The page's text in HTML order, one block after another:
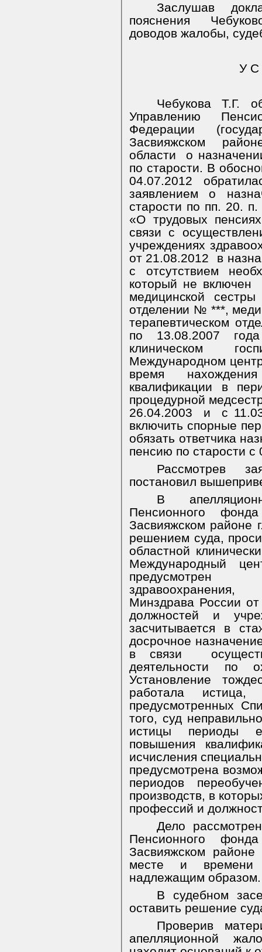
Заслушав
пояснения
доводов жалобы,
У С
Чебукова Т.Г.
Управлению
Федерации
Засвияжском
области
о
по старости. В
04.07.2012
заявлением о
старости по пп. 20.
«О трудовых
связи с
учреждениях
от 21.08.2012
в
с отсутствием
который не включен
медицинской
отделении № ***,
терапевтическом
по 13.08.2007
клиническом
Международном
время
квалификации в
процедурной
26.04.2003
и
с
включить спорные
обязать ответчика
пенсию по старости с
Рассмотрев
постановил
В
Пенсионного
Засвияжском районе
решением суда,
областной
Международный
предусмотрен
Минздрава России
должностей и
засчитывается в
досрочное
в связи
деятельности по
Установление
работала истица,
предусмотренных
того, суд
истицы периоды
повышения
исчисления
предусмотрена
периодов
производств, в
профессий и
Дело
Пенсионного
Засвияжском районе
месте и времени
надлежащим образом.
В судебном
оставить решение
Проверив
апелляционной